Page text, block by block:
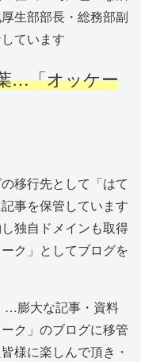
生部部長・総務部副
ています
…「オッケー
移行先として「はて
事を保管しています
独自ドメインも取得
ク」としてブログを
…膨大な記事・資料
ク」のブログに移管
様に楽しんで頂き・